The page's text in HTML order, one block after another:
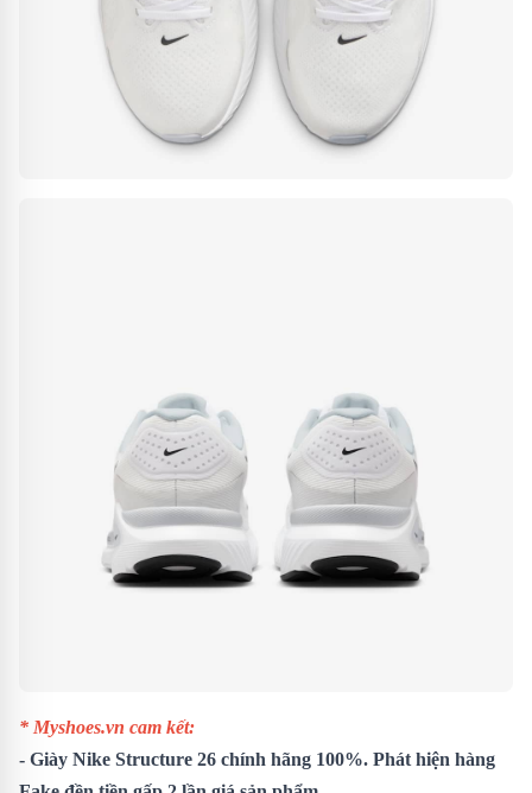
* Myshoes.vn cam kết:
- Giày Nike Structure 26 chính hãng 100%. Phát hiện hàng